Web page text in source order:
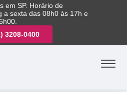
em SP. Horário de
a sexta das 08h0 às 17h e
3208-0400